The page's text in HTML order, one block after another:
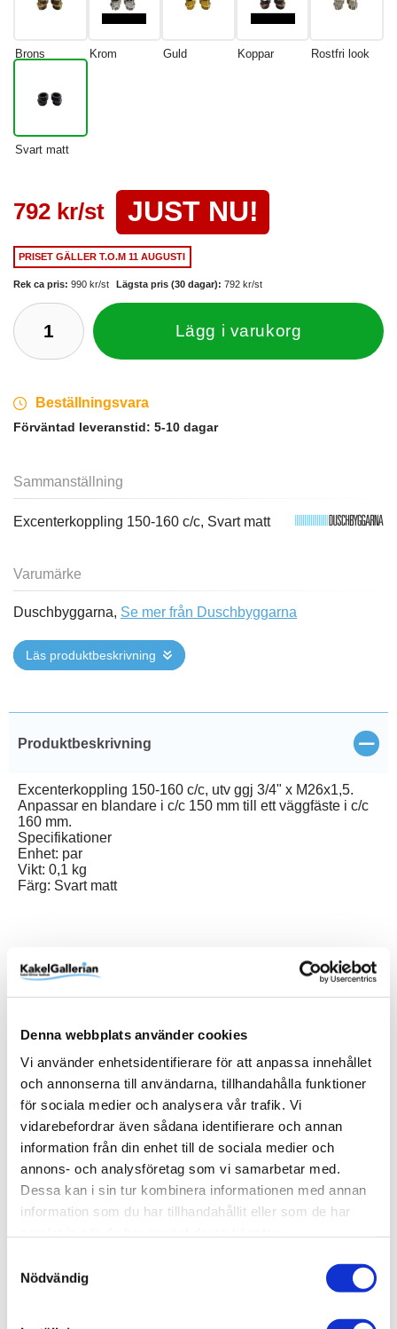
Denna webbplats använder cookies
Vi använder enhetsidentifierare för att anpassa innehållet
och annonserna till användarna, tillhandahålla funktioner
för sociala medier och analysera vår trafik. Vi
vidarebefordrar även sådana identifierare och annan
information från din enhet till de sociala medier och
annons- och analysföretag som vi samarbetar med.
Dessa kan i sin tur kombinera informationen med annan
information som du har tillhandahållit eller som de har
Nödvändig
Brons Krom Guld Koppar Rostfri look
Svart matt
792 kr/st JUST NU!
PRISET GÄLLERT.O.M 11 AUGUSTI
Rek ca pris: 990 kr/st Lägsta pris (30 dagar): 792 kr/st
Lägg i varukorg
Beställningsvara
Förväntad leveranstid: 5-10 dagar
Sammanställning
Excenterkoppling 150-160 c/c, Svart matt
Varumärke
Duschbyggarna, Se mer från Duschbyggarna
Läs produktbeskrivning
Produktbeskrivning Stäng
Excenterkoppling 150-160 c/c, utv ggj 3/4" x M26x1,5.
Anpassar en blandare i c/c 150 mm till ett väggfäste i c/c
160 mm.
Specifikationer
Enhet: par
Vikt: 0,1 kg
Färg: Svart matt
Produktinformation
Varumärke Duschbyggarna
Dokument
1.pdf